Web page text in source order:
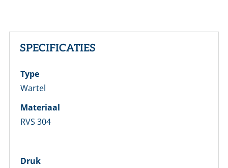
SPECIFICATIES
Type
Wartel
Materiaal
RVS 304
DrukVul onderstaand formulier in om in te loggen